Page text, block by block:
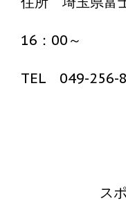
16：00～
TEL 049-256-
ス